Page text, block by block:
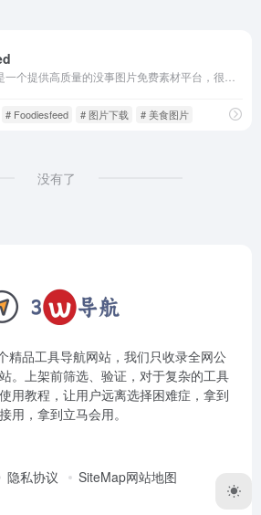
# Foodiesfeed # 图片下载 # 美食图片
没有了
精品工具导航网站，我们只收录全网公
。上架前筛选、验证，对于复杂的工具
用教程，让用户远离选择困难症，拿到
用，拿到立马会用。
隐私协议 SiteMap网站地图